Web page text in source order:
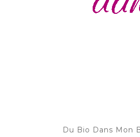
Du Bio Dans Mon